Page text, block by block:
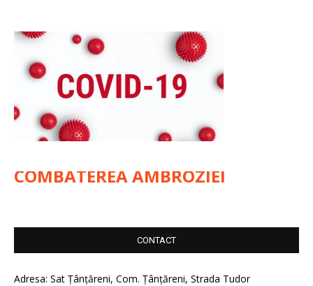
COMBATEREA AMBROZIEI
CONTACT
Adresa: Sat Țânțăreni, Com. Țânțăreni, Strada Tudor